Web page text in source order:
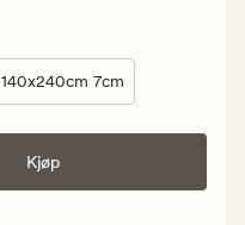
140x240cm 7cm
Kjøp